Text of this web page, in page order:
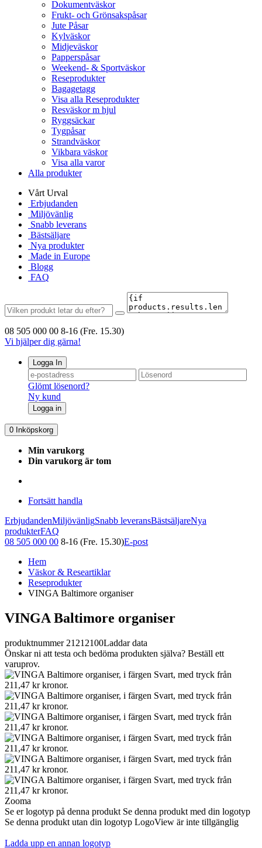
Dokumentväskor
Frukt- och Grönsakspåsar
Jute Påsar
Kylväskor
Midjeväskor
Papperspåsar
Weekend- & Sportväskor
Reseprodukter
Bagagetagg
Visa alla Reseprodukter
Resväskor m hjul
Ryggsäckar
Tygpåsar
Strandväskor
Vikbara väskor
Visa alla varor
Alla produkter
Vårt Urval
Erbjudanden
Miljövänlig
Snabb leverans
Bästsäljare
Nya produkter
Made in Europe
Blogg
FAQ
08 505 000 00 8-16 (Fre. 15.30)
Vi hjälper dig gärna!
Logga In
Glömt lösenord?
Ny kund
Logga in
0 Inköpskorg
Min varukorg
Din varukorg är tom
Fortsätt handla
ErbjudandenMiljövänligSnabb leveransBästsäljareNya
produkterFAQ
08 505 000 00 8-16 (Fre. 15.30)E-post
Hem
Väskor & Researtiklar
Reseprodukter
VINGA Baltimore organiser
VINGA Baltimore organiser
produktnummer 21212100Laddar data
Önskar ni att testa och bedöma produkten själva? Beställ ett
varuprov.
Zooma
Se er logotyp på denna produkt Se denna produkt med din logotyp
Se denna produkt utan din logotyp LogoView är inte tillgänglig
Ladda upp en annan logotyp